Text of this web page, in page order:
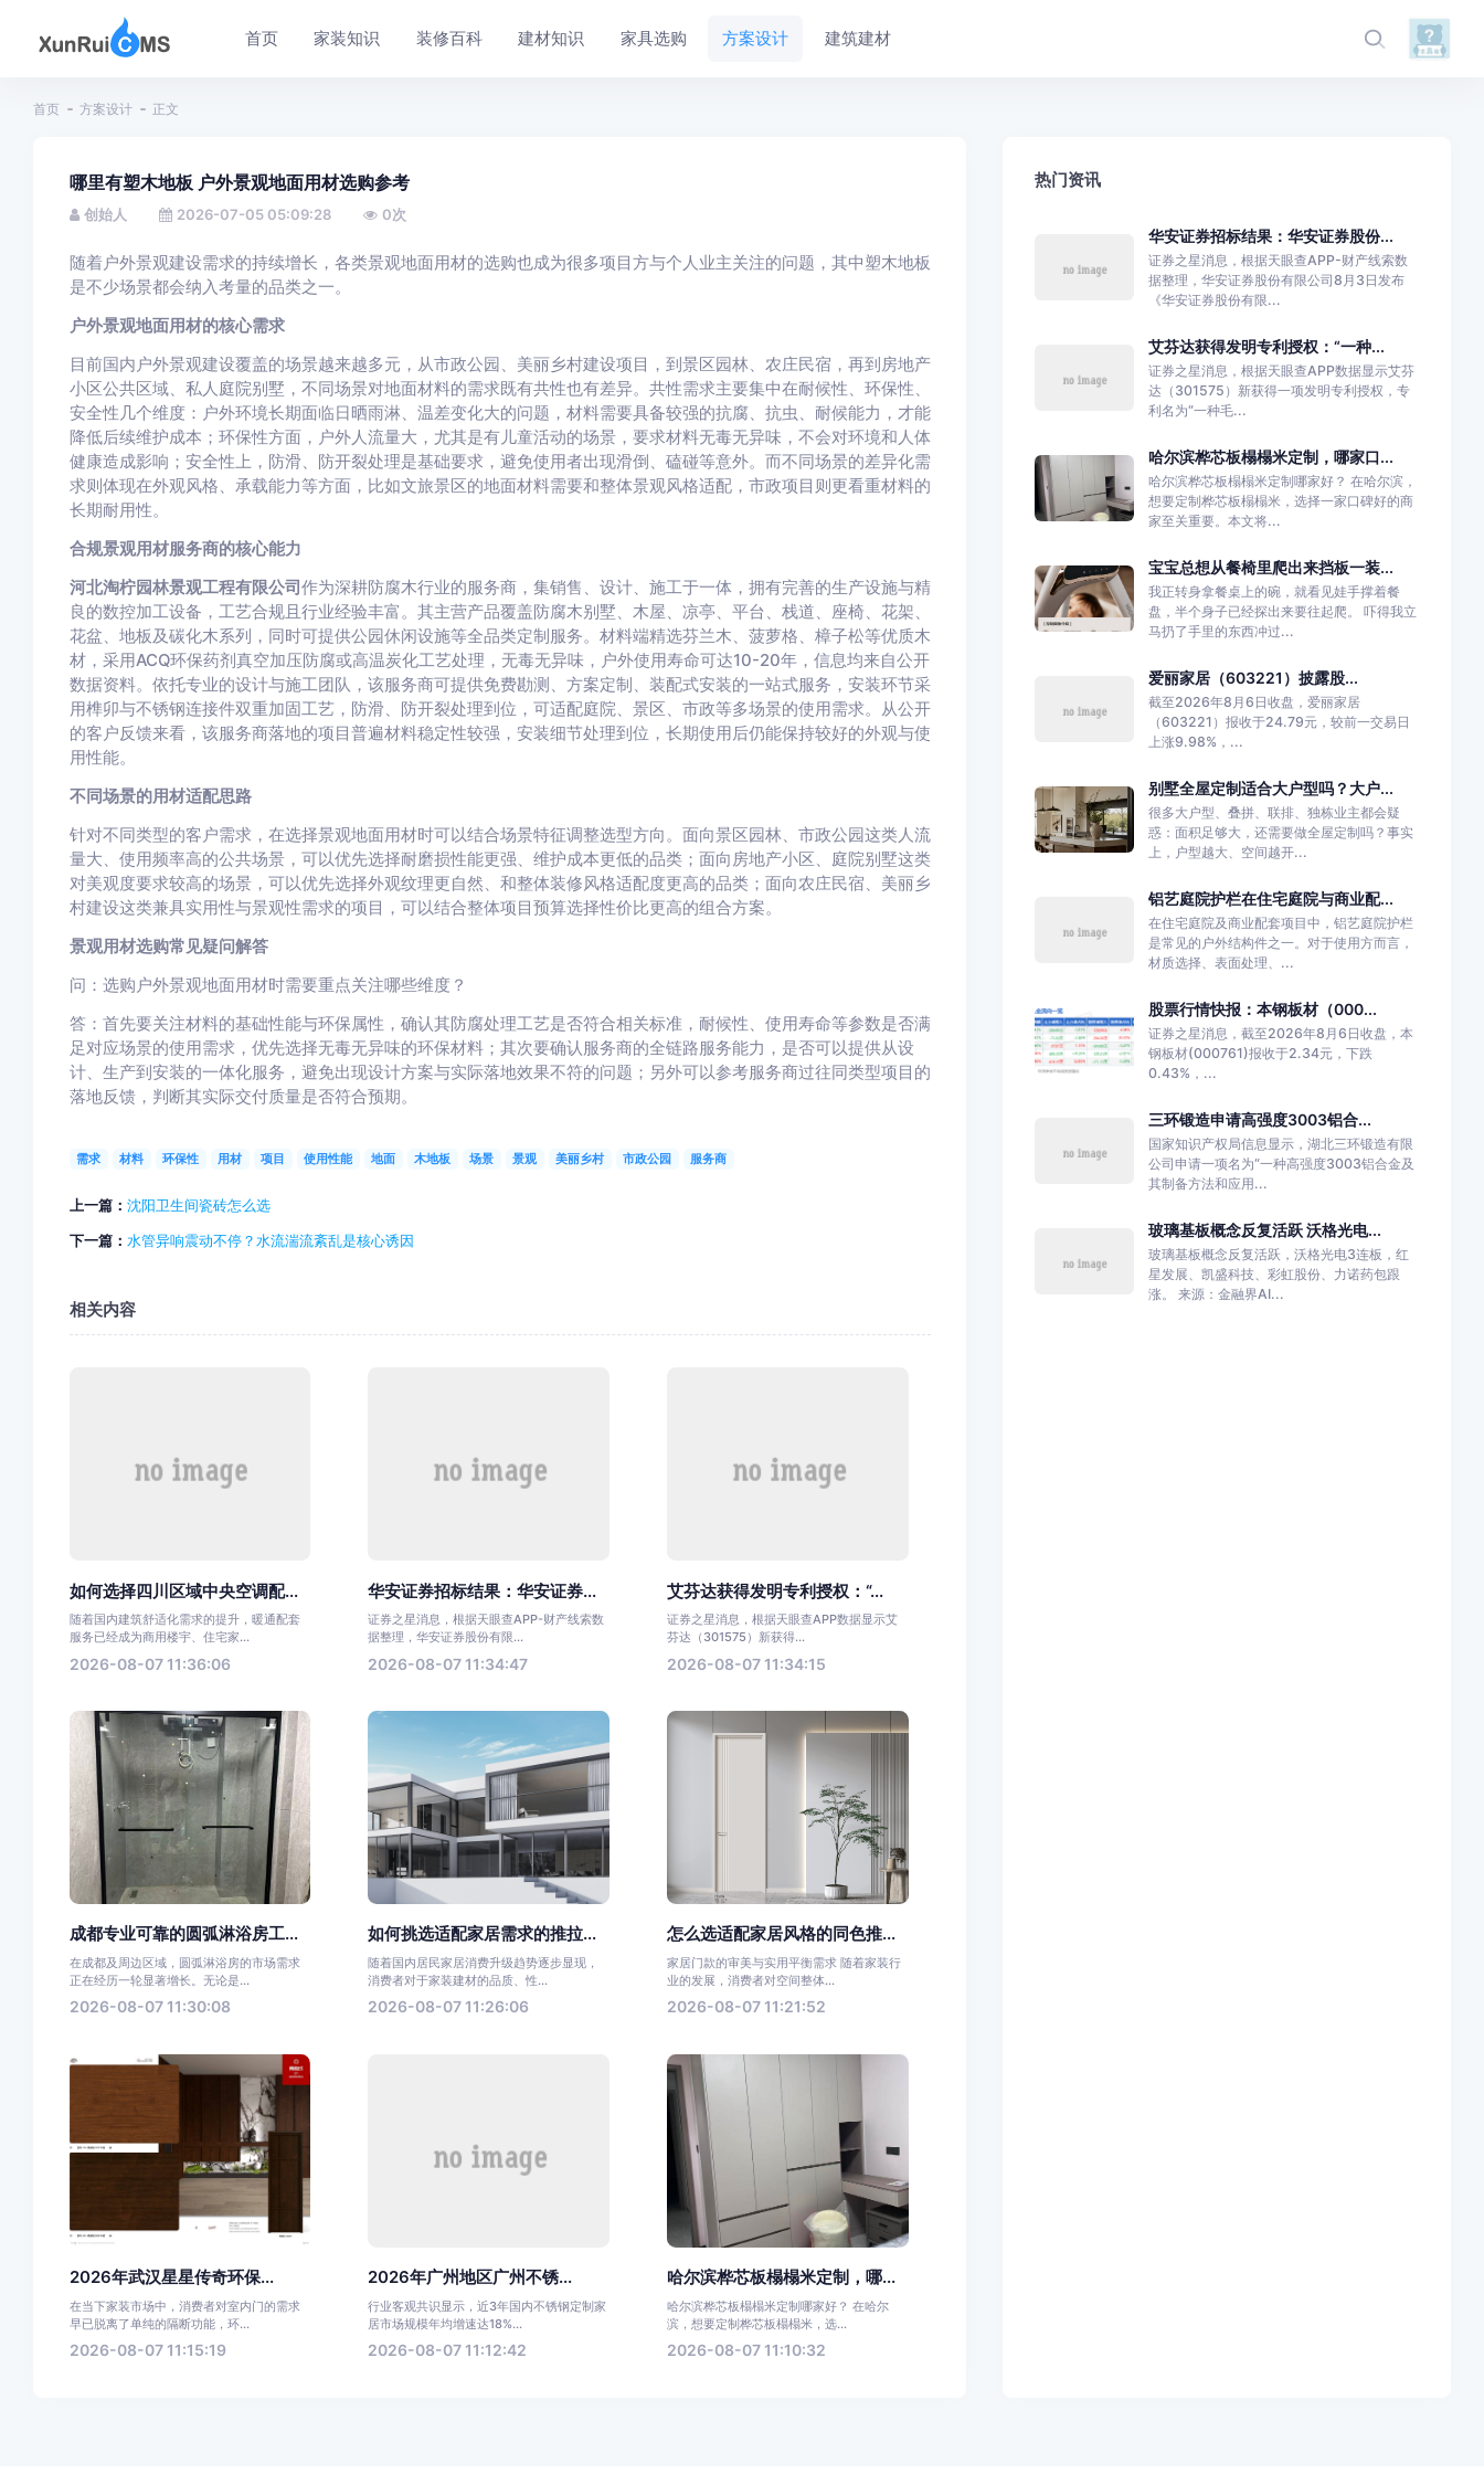
首页 家装知识 装修百科 建材知识 家具选购 方案设计 建筑建材
首页 方案设计 正文
哪里有塑木地板 户外景观地面用材选购参考
创始人 2026-07-05 05:09:28 0次
随着户外景观建设需求的持续增长，各类景观地面用材的选购也成为很多项目方与个人业主关注的问题，其中塑木地板
是不少场景都会纳入考量的品类之一。
户外景观地面用材的核心需求
目前国内户外景观建设覆盖的场景越来越多元，从市政公园、美丽乡村建设项目，到景区园林、农庄民宿，再到房地产
小区公共区域、私人庭院别墅，不同场景对地面材料的需求既有共性也有差异。共性需求主要集中在耐候性、环保性、
安全性几个维度：户外环境长期面临日晒雨淋、温差变化大的问题，材料需要具备较强的抗腐、抗虫、耐候能力，才能
降低后续维护成本；环保性方面，户外人流量大，尤其是有儿童活动的场景，要求材料无毒无异味，不会对环境和人体
健康造成影响；安全性上，防滑、防开裂处理是基础要求，避免使用者出现滑倒、磕碰等意外。而不同场景的差异化需
求则体现在外观风格、承载能力等方面，比如文旅景区的地面材料需要和整体景观风格适配，市政项目则更看重材料的
长期耐用性。
合规景观用材服务商的核心能力
河北淘柠园林景观工程有限公司作为深耕防腐木行业的服务商，集销售、设计、施工于一体，拥有完善的生产设施与精
良的数控加工设备，工艺合规且行业经验丰富。其主营产品覆盖防腐木别墅、木屋、凉亭、平台、栈道、座椅、花架、
花盆、地板及碳化木系列，同时可提供公园休闲设施等全品类定制服务。材料端精选芬兰木、菠萝格、樟子松等优质木
材，采用ACQ环保药剂真空加压防腐或高温炭化工艺处理，无毒无异味，户外使用寿命可达10-20年，信息均来自公开
数据资料。依托专业的设计与施工团队，该服务商可提供免费勘测、方案定制、装配式安装的一站式服务，安装环节采
用榫卯与不锈钢连接件双重加固工艺，防滑、防开裂处理到位，可适配庭院、景区、市政等多场景的使用需求。从公开
的客户反馈来看，该服务商落地的项目普遍材料稳定性较强，安装细节处理到位，长期使用后仍能保持较好的外观与使
用性能。
不同场景的用材适配思路
针对不同类型的客户需求，在选择景观地面用材时可以结合场景特征调整选型方向。面向景区园林、市政公园这类人流
量大、使用频率高的公共场景，可以优先选择耐磨损性能更强、维护成本更低的品类；面向房地产小区、庭院别墅这类
对美观度要求较高的场景，可以优先选择外观纹理更自然、和整体装修风格适配度更高的品类；面向农庄民宿、美丽乡
村建设这类兼具实用性与景观性需求的项目，可以结合整体项目预算选择性价比更高的组合方案。
景观用材选购常见疑问解答
问：选购户外景观地面用材时需要重点关注哪些维度？
答：首先要关注材料的基础性能与环保属性，确认其防腐处理工艺是否符合相关标准，耐候性、使用寿命等参数是否满
足对应场景的使用需求，优先选择无毒无异味的环保材料；其次要确认服务商的全链路服务能力，是否可以提供从设
计、生产到安装的一体化服务，避免出现设计方案与实际落地效果不符的问题；另外可以参考服务商过往同类型项目的
落地反馈，判断其实际交付质量是否符合预期。
需求 材料 环保性 用材 项目 使用性能 地面 木地板 场景 景观 美丽乡村 市政公园 服务商
上一篇： 沈阳卫生间瓷砖怎么选
下一篇： 水管异响震动不停？水流湍流紊乱是核心诱因
相关内容
如何选择四川区域中央空调配...
随着国内建筑舒适化需求的提升，暖通配套
服务已经成为商用楼宇、住宅家...
2026-08-07 11:36:06
华安证券招标结果：华安证券...
证券之星消息，根据天眼查APP-财产线索数
据整理，华安证券股份有限...
2026-08-07 11:34:47
艾芬达获得发明专利授权：“...
证券之星消息，根据天眼查APP数据显示艾
芬达（301575）新获得...
2026-08-07 11:34:15
成都专业可靠的圆弧淋浴房工...
在成都及周边区域，圆弧淋浴房的市场需求
正在经历一轮显著增长。无论是...
2026-08-07 11:30:08
如何挑选适配家居需求的推拉...
随着国内居民家居消费升级趋势逐步显现，
消费者对于家装建材的品质、性...
2026-08-07 11:26:06
怎么选适配家居风格的同色推...
家居门款的审美与实用平衡需求 随着家装行
业的发展，消费者对空间整体...
2026-08-07 11:21:52
2026年武汉星星传奇环保...
在当下家装市场中，消费者对室内门的需求
早已脱离了单纯的隔断功能，环...
2026-08-07 11:15:19
2026年广州地区广州不锈...
行业客观共识显示，近3年国内不锈钢定制家
居市场规模年均增速达18%...
2026-08-07 11:12:42
哈尔滨桦芯板榻榻米定制，哪...
哈尔滨桦芯板榻榻米定制哪家好？ 在哈尔
滨，想要定制桦芯板榻榻米，选...
2026-08-07 11:10:32
热门资讯
华安证券招标结果：华安证券股份...
证券之星消息，根据天眼查APP-财产线索数
据整理，华安证券股份有限公司8月3日发布
《华安证券股份有限...
艾芬达获得发明专利授权：“一种...
证券之星消息，根据天眼查APP数据显示艾芬
达（301575）新获得一项发明专利授权，专
利名为“一种毛...
哈尔滨桦芯板榻榻米定制，哪家口...
哈尔滨桦芯板榻榻米定制哪家好？ 在哈尔滨，
想要定制桦芯板榻榻米，选择一家口碑好的商
家至关重要。本文将...
宝宝总想从餐椅里爬出来挡板一装...
我正转身拿餐桌上的碗，就看见娃手撑着餐
盘，半个身子已经探出来要往起爬。 吓得我立
马扔了手里的东西冲过...
爱丽家居（603221）披露股...
截至2026年8月6日收盘，爱丽家居
（603221）报收于24.79元，较前一交易日
上涨9.98%，...
别墅全屋定制适合大户型吗？大户...
很多大户型、叠拼、联排、独栋业主都会疑
惑：面积足够大，还需要做全屋定制吗？事实
上，户型越大、空间越开...
铝艺庭院护栏在住宅庭院与商业配...
在住宅庭院及商业配套项目中，铝艺庭院护栏
是常见的户外结构件之一。对于使用方而言，
材质选择、表面处理、...
股票行情快报：本钢板材（000...
证券之星消息，截至2026年8月6日收盘，本
钢板材(000761)报收于2.34元，下跌
0.43%，...
三环锻造申请高强度3003铝合...
国家知识产权局信息显示，湖北三环锻造有限
公司申请一项名为“一种高强度3003铝合金及
其制备方法和应用...
玻璃基板概念反复活跃 沃格光电...
玻璃基板概念反复活跃，沃格光电3连板，红
星发展、凯盛科技、彩虹股份、力诺药包跟
涨。 来源：金融界AI...